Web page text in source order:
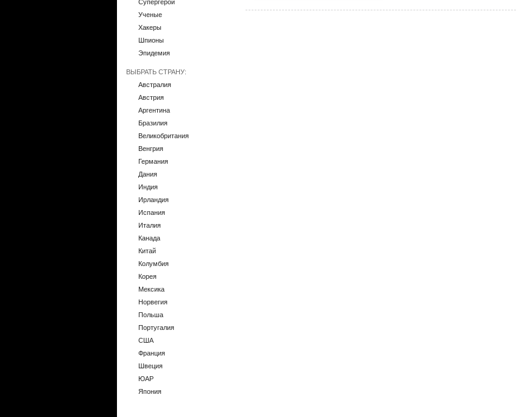
Супергерои
Ученые
Хакеры
Шпионы
Эпидемия
ВЫБРАТЬ СТРАНУ:
Австралия
Австрия
Аргентина
Бразилия
Великобритания
Венгрия
Германия
Дания
Индия
Ирландия
Испания
Италия
Канада
Китай
Колумбия
Корея
Мексика
Норвегия
Польша
Португалия
США
Франция
Швеция
ЮАР
Япония